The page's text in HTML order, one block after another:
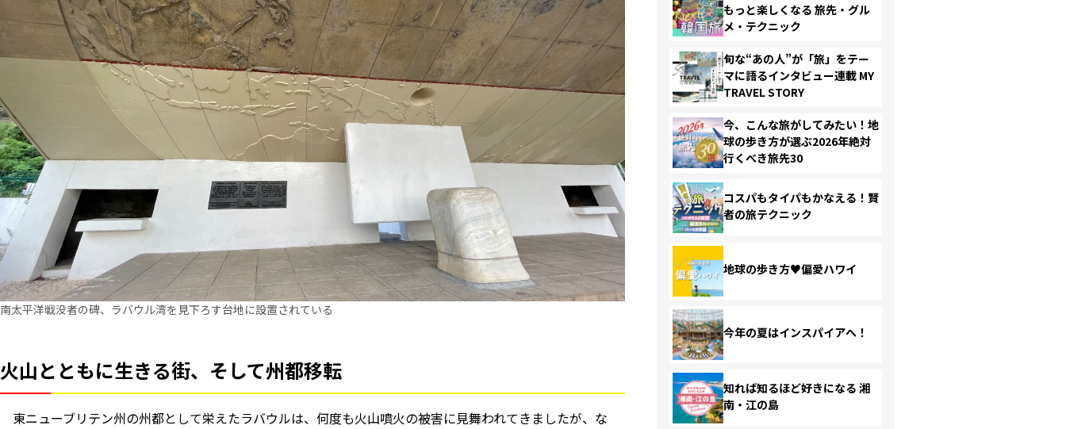
南太平洋戦没者の碑、ラバウル湾を見下ろす台地に設置されている
火山とともに生きる街、そして州都移転
東ニューブリテン州の州都として栄えたラバウルは、何度も火山噴火の被害に見舞われてきましたが、な
もっと楽しくなる 旅先・グル
メ・テクニック
旬な“あの人”が「旅」をテー
マに語るインタビュー連載 MY
TRAVEL STORY
今、こんな旅がしてみたい！地
球の歩き方が選ぶ2026年絶対
行くべき旅先30
コスパもタイパもかなえる！賢
者の旅テクニック
地球の歩き方♥偏愛ハワイ
今年の夏はインスパイアへ！
知れば知るほど好きになる 湘
南・江の島